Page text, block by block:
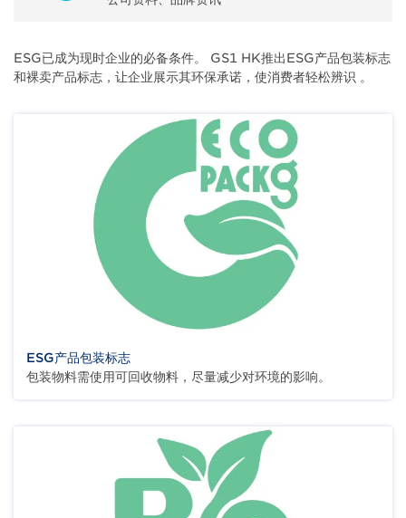
Body
ESG已成为现时企业的必备条件。 GS1 HK推出ESG产品包装标志
和裸卖产品标志，让企业展示其环保承诺，使消费者轻松辨识 。
ESG产品包装标志
包装物料需使用可回收物料，尽量减少对环境的影响。